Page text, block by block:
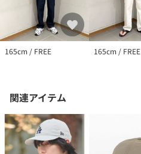
165cm / FREE 165cm / FREE
関連アイテム